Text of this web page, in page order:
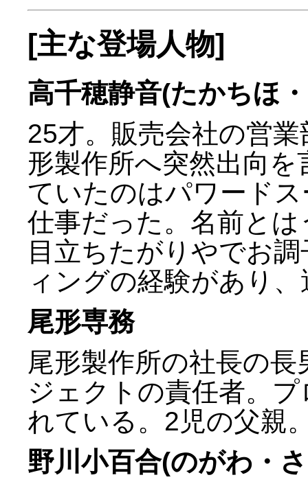
[主な登場人物]
高千穂静音(たかちほ
25才。販売会社の営
形製作所へ突然出向
ていたのはパワード
仕事だった。名前と
目立ちたがりやでお
ィングの経験があり
尾形専務
尾形製作所の社長の
ジェクトの責任者。
れている。2児の父親
野川小百合(のがわ・